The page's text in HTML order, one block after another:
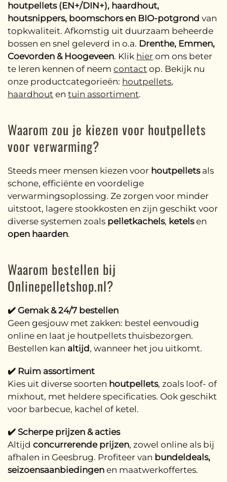
houtpellets (EN+/DIN+), haardhout,
houtsnippers, boomschors en BIO-potgrond van
topkwaliteit. Afkomstig uit duurzaam beheerde
bossen en snel geleverd in o.a. Drenthe, Emmen,
Coevorden & Hoogeveen. Klik hier om ons beter
te leren kennen of neem contact op. Bekijk nu
onze productcategorieën: houtpellets,
haardhout en tuin assortiment.
Waarom zou je kiezen voor houtpellets
voor verwarming?
Steeds meer mensen kiezen voor houtpelletsals
schone, efficiënte en voordelige
verwarmingsoplossing. Ze zorgen voor minder
uitstoot, lagere stookkosten en zijn geschikt voor
diverse systemen zoals pelletkachels, ketelsen
open haarden.
Waarom bestellen bij
Onlinepelletshop.nl?
✔️ Gemak & 24/7 bestellen
Geen gesjouw met zakken: bestel eenvoudig
online en laat je houtpellets thuisbezorgen.
Bestellen kan altijd , wanneer het jou uitkomt.
✔️ Ruim assortiment
Kies uit diverse soorten houtpellets, zoals loof- of
mixhout, met heldere specificaties. Ook geschikt
voor barbecue, kachel of ketel.
✔️ Scherpe prijzen & acties
Altijd concurrerende prijzen, zowel online als bij
afhalen in Geesbrug. Profiteer van bundeldeals,
seizoensaanbiedingen en maatwerkoffertes.